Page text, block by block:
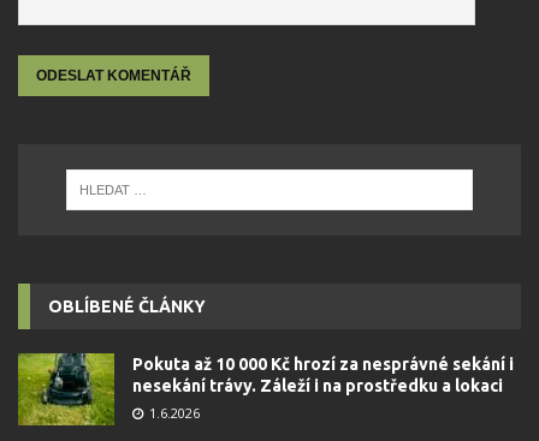
OBLÍBENÉ ČLÁNKY
Pokuta až 10 000 Kč hrozí za nesprávné sekání i
nesekání trávy. Záleží i na prostředku a lokaci
1.6.2026